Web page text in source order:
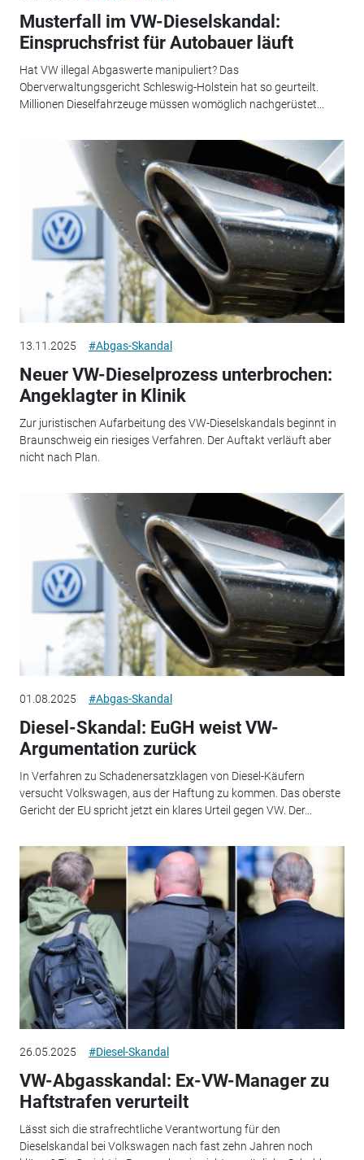
Musterfall im VW-Dieselskandal:
Einspruchsfrist für Autobauer läuft
Hat VW illegal Abgaswerte manipuliert? Das
Oberverwaltungsgericht Schleswig-Holstein hat so geurteilt.
Millionen Dieselfahrzeuge müssen womöglich nachgerüstet...
13.11.2025 #Abgas-Skandal
Neuer VW-Dieselprozess unterbrochen:
Angeklagter in Klinik
Zur juristischen Aufarbeitung des VW-Dieselskandals beginnt in
Braunschweig ein riesiges Verfahren. Der Auftakt verläuft aber
nicht nach Plan.
01.08.2025 #Abgas-Skandal
Diesel-Skandal: EuGH weist VW-
Argumentation zurück
In Verfahren zu Schadenersatzklagen von Diesel-Käufern
versucht Volkswagen, aus der Haftung zu kommen. Das oberste
Gericht der EU spricht jetzt ein klares Urteil gegen VW. Der...
26.05.2025 #Diesel-Skandal
VW-Abgasskandal: Ex-VW-Manager zu
Haftstrafen verurteilt
Lässt sich die strafrechtliche Verantwortung für den
Dieselskandal bei Volkswagen nach fast zehn Jahren noch